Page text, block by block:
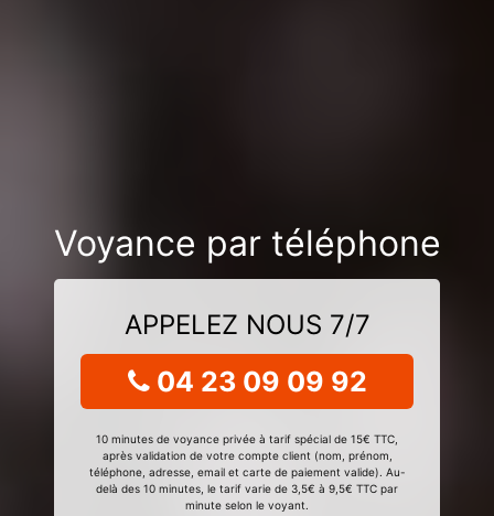
Voyance par téléphone
APPELEZ NOUS 7/7
04 23 09 09 92
10 minutes de voyance privée à tarif spécial de 15€ TTC,
après validation de votre compte client (nom, prénom,
téléphone, adresse, email et carte de paiement valide). Au-
delà des 10 minutes, le tarif varie de 3,5€ à 9,5€ TTC par
minute selon le voyant.